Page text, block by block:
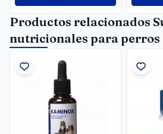
Productos relacionados
nutricionales para perros